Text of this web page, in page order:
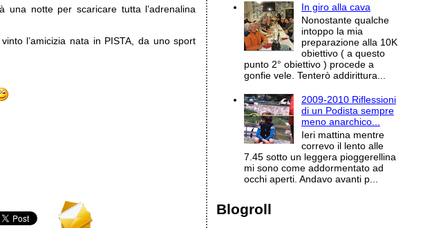
una notte per scaricare tutta l’adrenalina
l’amicizia nata in PISTA, da uno sport
In giro alla cava
Nonostante qualche
intoppo la mia
preparazione alla 10K
obiettivo ( a questo
punto 2° obiettivo ) procede a
gonfie vele. Tenterò addirittura...
2009-2010 Riflessioni
di un Podista sempre
meno anarchico...
Ieri mattina mentre
correvo il lento alle
7.45 sotto un leggera pioggerellina
mi sono come addormentato ad
occhi aperti. Andavo avanti p...
Blogroll